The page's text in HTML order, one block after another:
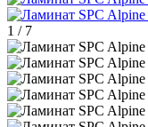
1 / 7